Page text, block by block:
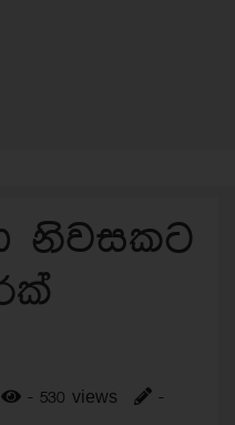
නිවසකට
- 530 views
-